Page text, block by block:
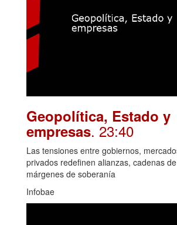
Geopolítica, Estado y
empresas. 23:40
Las tensiones entre gobiernos,
privados redefinen alianzas, cadenas
márgenes de soberanía
Infobae